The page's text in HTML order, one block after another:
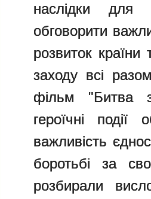
наслідки для
обговорити
розвиток
заходу всі
фільм "Битва
героїчні події
важливість
боротьбі за
розбирали